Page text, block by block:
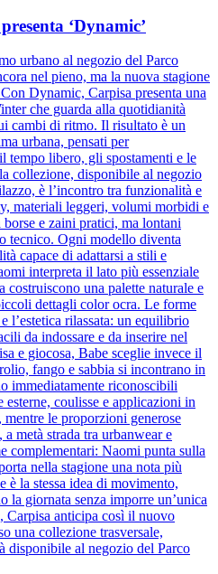
‘Dynamic’
urbano al negozio del Parco
nel pieno, ma la nuova stagione
Dynamic, Carpisa presenta una
che guarda alla quotidianità
cambi di ritmo. Il risultato è un
urbana, pensati per
tempo libero, gli spostamenti e le
collezione, disponibile al negozio
è l’incontro tra funzionalità e
materiali leggeri, volumi morbidi e
e zaini pratici, ma lontani
tecnico. Ogni modello diventa
capace di adattarsi a stili e
interpreta il lato più essenziale
una palette naturale e
dettagli color ocra. Le forme
l’estetica rilassata: un equilibrio
da indossare e da inserire nel
e giocosa, Babe sceglie invece il
fango e sabbia si incontrano in
immediatamente riconoscibili
esterne, coulisse e applicazioni in
le proporzioni generose
metà strada tra urbanwear e
complementari: Naomi punta sulla
nella stagione una nota più
è la stessa idea di movimento,
la giornata senza imporre un’unica
Carpisa anticipa così il nuovo
una collezione trasversale,
disponibile al negozio del Parco